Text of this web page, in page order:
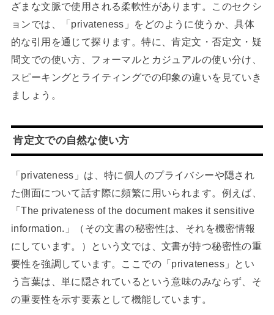
ざまな文脈で使用される柔軟性があります。このセクシ
ョンでは、「privateness」をどのように使うか、具体
的な引用を通じて探ります。特に、肯定文・否定文・疑
問文での使い方、フォーマルとカジュアルの使い分け、
スピーキングとライティングでの印象の違いを見ていき
ましょう。
肯定文での自然な使い方
「privateness」は、特に個人のプライバシーや隠され
た側面について話す際に頻繁に用いられます。例えば、
「The privateness of the document makes it sensitive
information.」（その文書の秘密性は、それを機密情報
にしています。）という文では、文書が持つ秘密性の重
要性を強調しています。ここでの「privateness」とい
う言葉は、単に隠されているという意味のみならず、そ
の重要性を示す要素として機能しています。